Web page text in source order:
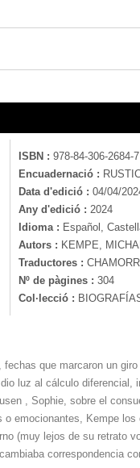
ISBN : 978-84-306-2684-7
Encuadernació :
Data d'edició : 04/04/
Any d'edició : 2024
Idioma : Español,
Autors : KEMPE,
Traductores :
Nº de pàgines : 304
Col·lecció :
que marcaron un
luz al cálculo diferencial,
, Sophie, sobre el
emocionantes, Kempe los
(muy lejos de su retrato
correspondencia